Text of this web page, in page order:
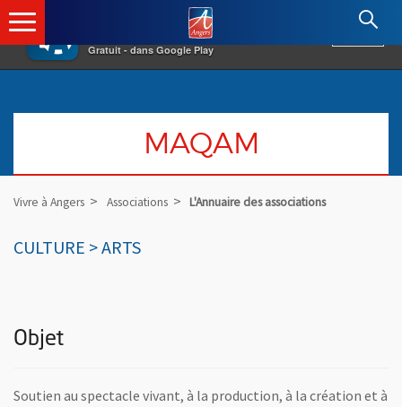
×
Gratuit - dans Google Play
Angers.fr : Retour à l'accueil
MAQAM
Vivre à Angers Associations L'Annuaire des associations
CULTURE > ARTS
Objet
Soutien au spectacle vivant, à la production, à la création et à